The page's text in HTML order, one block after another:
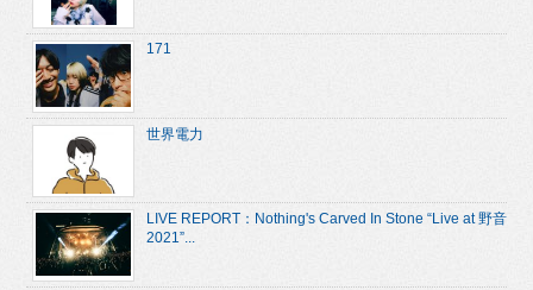
171
世界電力
LIVE REPORT：Nothing's Carved In Stone “Live at 野音
2021”...